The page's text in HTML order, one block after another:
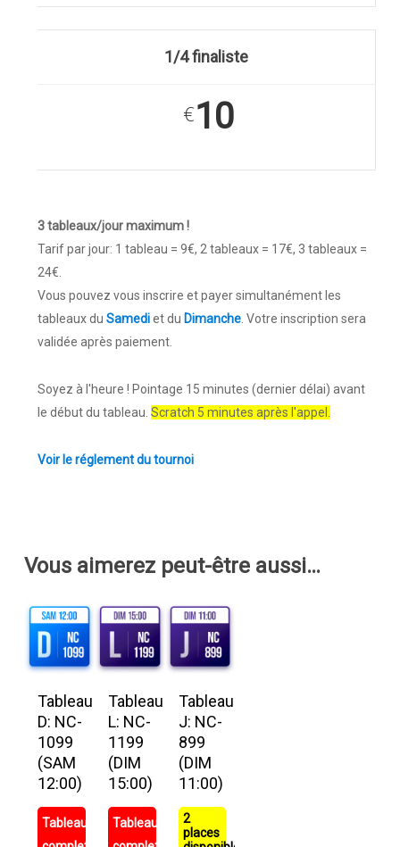
1/4 finaliste
€
10
3 tableaux/jour maximum !
Tarif par jour: 1 tableau = 9€, 2 tableaux = 17€, 3 tableaux =
24€.
Vous pouvez vous inscrire et payer simultanément les
tableaux du Samediet du Dimanche. Votre inscription sera
validée après paiement.
Soyez à l'heure ! Pointage 15 minutes (dernier délai) avant
le début du tableau. Scratch 5 minutes après l'appel.
Voir le réglement du tournoi
Vous aimerez peut-être aussi…
Tableau
D: NC-
1099
(SAM
12:00)
Tableau
Tableau
L: NC-
1199
(DIM
15:00)
Tableau
Tableau
J: NC-
899
(DIM
11:00)
2
places